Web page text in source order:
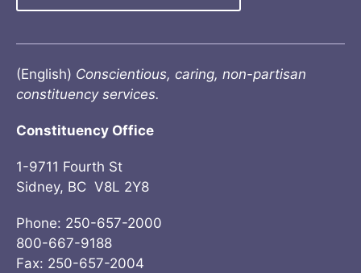
(English) Conscientious, caring, non-partisan
constituency services.
Constituency Office
1-9711 Fourth St
Sidney, BC V8L 2Y8
Phone: 250-657-2000
800-667-9188
Fax: 250-657-2004